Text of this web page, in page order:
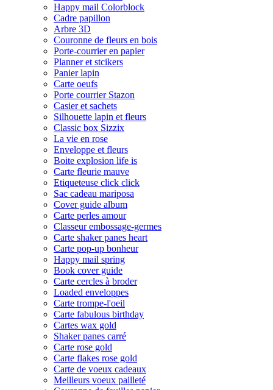
Happy mail Colorblock
Cadre papillon
Arbre 3D
Couronne de fleurs en bois
Porte-courrier en papier
Planner et stcikers
Panier lapin
Carte oeufs
Porte courrier Stazon
Casier et sachets
Silhouette lapin et fleurs
Classic box Sizzix
La vie en rose
Enveloppe et fleurs
Boite explosion life is
Carte fleurie mauve
Etiqueteuse click click
Sac cadeau mariposa
Cover guide album
Carte perles amour
Classeur embossage-germes
Carte shaker panes heart
Carte pop-up bonheur
Happy mail spring
Book cover guide
Carte cercles à broder
Loaded enveloppes
Carte trompe-l'oeil
Carte fabulous birthday
Cartes wax gold
Shaker panes carré
Carte rose gold
Carte flakes rose gold
Carte de voeux cadeaux
Meilleurs voeux pailleté